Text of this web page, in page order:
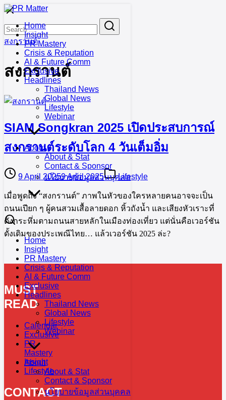
Skip
contentHome
Insight
PR Mastery
Crisis & Reputation
AI & Future Comm
Exclusive
Headlines
Thailand News
Global News
Lifestyle
Webinar
About
About & Stat
Contact & Sponsor
นโยบายข้อมูลส่วนบุคคล
Home
Insight
PR Mastery
Crisis & Reputation
AI & Future Comm
Exclusive
Headlines
Thailand News
Global News
Lifestyle
Webinar
About
About & Stat
Contact & Sponsor
นโยบายข้อมูลส่วนบุคคล
Search
for:
สงกรานต์
สงกรานต์
SIAM Songkran 2025 เปิดประสบการณ์
สงกรานต์ระดับโลก 4 วันเต็มอิ่ม
9 April 20259 April 2025 Lifestyle
เมื่อพูดถึง “สงกรานต์” ภาพในหัวของใครหลายคนอาจจะเป็น
ถนนเปียก ๆ ผู้คนสวมเสื้อลายดอก หิ้วถังน้ำ และเสียงหัวเราะที่
ดังกระหึ่มตามถนนสายหลักในเมืองท่องเที่ยว แต่นั่นคือเวอร์ชัน
ดั้งเดิมของประเพณีไทย… แล้วเวอร์ชัน 2025 ล่ะ?
MUST
READ
Calendar
Exclusive
PR
Mastery
Insight
Lifestyle
CONTACT